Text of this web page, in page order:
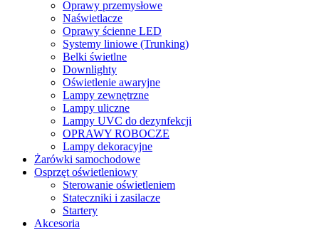
Oprawy przemysłowe
Naświetlacze
Oprawy ścienne LED
Systemy liniowe (Trunking)
Belki świetlne
Downlighty
Oświetlenie awaryjne
Lampy zewnętrzne
Lampy uliczne
Lampy UVC do dezynfekcji
OPRAWY ROBOCZE
Lampy dekoracyjne
Żarówki samochodowe
Osprzęt oświetleniowy
Sterowanie oświetleniem
Stateczniki i zasilacze
Startery
Akcesoria